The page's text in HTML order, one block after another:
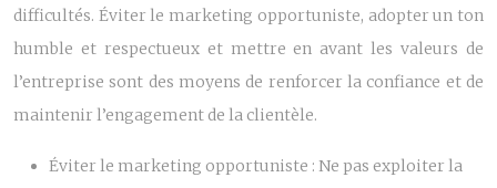
difficultés. Éviter le marketing opportuniste, adopter un ton
humble et respectueux et mettre en avant les valeurs de
l’entreprise sont des moyens de renforcer la confiance et de
maintenir l’engagement de la clientèle.
Éviter le marketing opportuniste : Ne pas exploiter la